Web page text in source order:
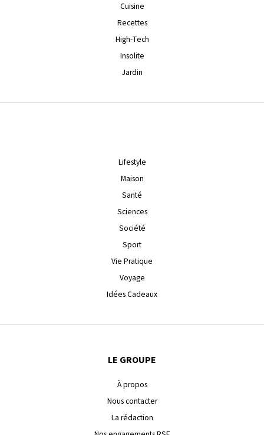
Cuisine
Recettes
High-Tech
Insolite
Jardin
Lifestyle
Maison
Santé
Sciences
Société
Sport
Vie Pratique
Voyage
Idées Cadeaux
LE GROUPE
À propos
Nous contacter
La rédaction